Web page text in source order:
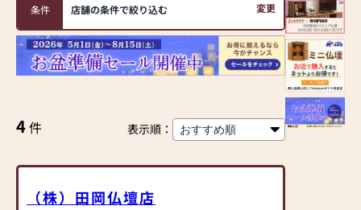
条件 店舗の条件で絞り込む 変更
4件 表示順：
（株）田岡仏壇店